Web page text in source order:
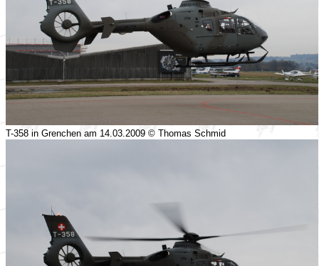
T-358 in Grenchen am 14.03.2009 © Thomas Schmid